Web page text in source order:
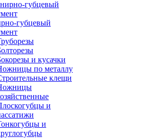
губцевый
и кусачки
по металлу
клещи
и
и